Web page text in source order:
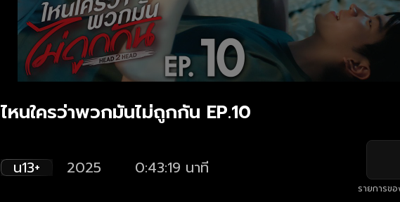
ไหนใครว่าพวกมันไม่ถูกกัน EP.10
น13+ 2025 0:43:19 นาที
รายการข